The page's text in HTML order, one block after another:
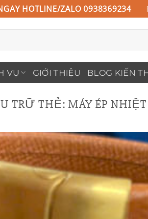
HOTLINE/ZALO 0938369234
VỤ GIỚI THIỆU BLOG KIẾN
TRỮ THẺ:MÁY ÉP